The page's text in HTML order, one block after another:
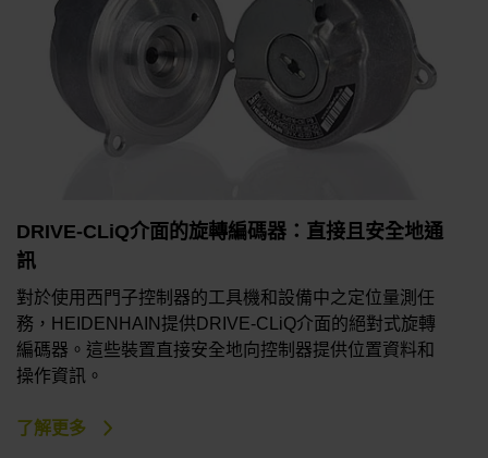
DRIVE-CLiQ介面的旋轉編碼器：直接且安全地通
訊
對於使用西門子控制器的工具機和設備中之定位量測任
務，HEIDENHAIN提供DRIVE-CLiQ介面的絕對式旋轉
編碼器。這些裝置直接安全地向控制器提供位置資料和
操作資訊。
了解更多